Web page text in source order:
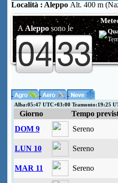
Località : Aleppo Alt. 400 m
AAlepposono le
Alba:05:47 UTC+03:00 Tramonto:19:25
Giorno
Tempo
DOM 9
Sereno
LUN 10 Sereno
MAR 11 Sereno